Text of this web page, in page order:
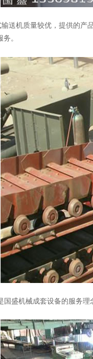
机质量较优，提供的产
。
盛机械成套设备的服务理